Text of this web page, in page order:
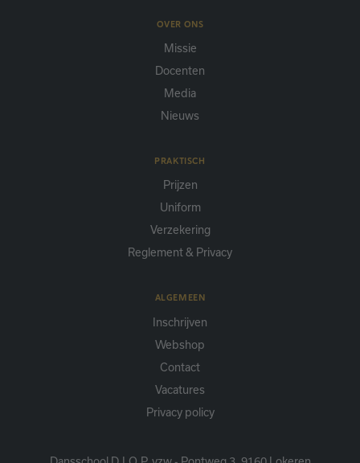
OVER ONS
Missie
Docenten
Media
Nieuws
PRAKTISCH
Prijzen
Uniform
Verzekering
Reglement & Privacy
ALGEMEEN
Inschrijven
Webshop
Contact
Vacatures
Privacy policy